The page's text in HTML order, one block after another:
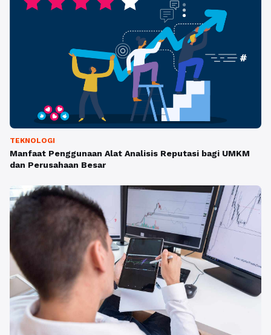
TEKNOLOGI
Manfaat Penggunaan Alat Analisis Reputasi bagi UMKM
dan Perusahaan Besar